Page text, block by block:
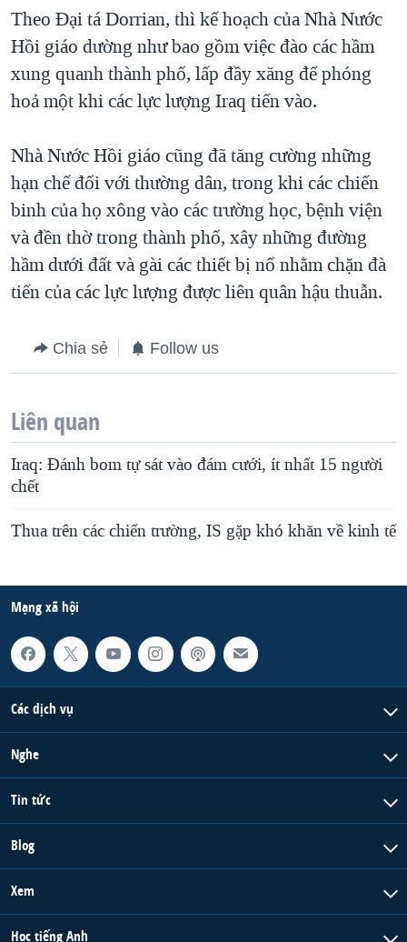
Theo Đại tá Dorrian, thì kế hoạch của Nhà Nước
Hồi giáo dường như bao gồm việc đào các hầm
xung quanh thành phố, lấp đầy xăng để phóng
hoả một khi các lực lượng Iraq tiến vào.
Nhà Nước Hồi giáo cũng đã tăng cường những
hạn chế đối với thường dân, trong khi các chiến
binh của họ xông vào các trường học, bệnh viện
và đền thờ trong thành phố, xây những đường
hầm dưới đất và gài các thiết bị nổ nhằm chặn đà
tiến của các lực lượng được liên quân hậu thuẫn.
Chia sẻ Follow us
Liên quan
Iraq: Đánh bom tự sát vào đám cưới, ít nhất 15 người
chết
Thua trên các chiến trường, IS gặp khó khăn về kinh tế
Mạng xã hội
Các dịch vụ
Nghe
Tin tức
Blog
Xem
Học tiếng Anh